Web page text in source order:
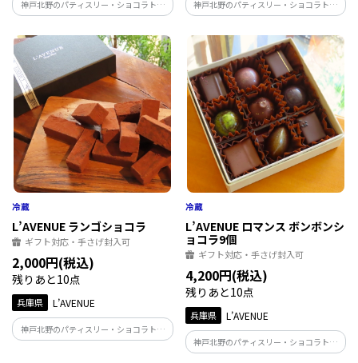
神戸北野のパティスリー・ショコラトリ
ー「L'AVENUE」の『TERRINE
CHOCOLAT』 オリジナルブレンドのチョ
コレートを使用した 力強いカカオの薫り
と、口の中で溶けるような食感が特徴
神戸北野のパティスリー・ショコラトリ
ー「L'AVENUE」のチョコレート
『SAUCISSON CHOCOLAT』 香ばしくロ
ーストしたナッツとマシュマロを加えた
チョコレートバー
L’AVENUE ランゴショコラ
ギフト対応・手さげ封入可
2,000円(税込)
残りあと10点
兵庫県 L’AVENUE
神戸北野のパティスリー・ショコラトリ
ー「L'AVENUE」の生チョコレート
L’AVENUE ロマンス ボンボンシ
ョコラ9個
ギフト対応・手さげ封入可
4,200円(税込)
残りあと10点
兵庫県 L’AVENUE
神戸北野のパティスリー・ショコラトリ
ー「L'AVENUE」のボンボンショコラ